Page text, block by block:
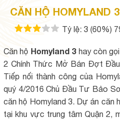
CĂN HỘ HOMYLAND
Tỷ lệ: 3 (60%)
Căn hộ Homyland 3 hay còn
2 Chính Thức Mở Bán Đợt
Tiếp nối thành công của
quý 4/2016 Chủ Đầu Tư Bảo
căn hộ Homyland 3. Dự án căn
tại khu vực trung tâm Quận 2,